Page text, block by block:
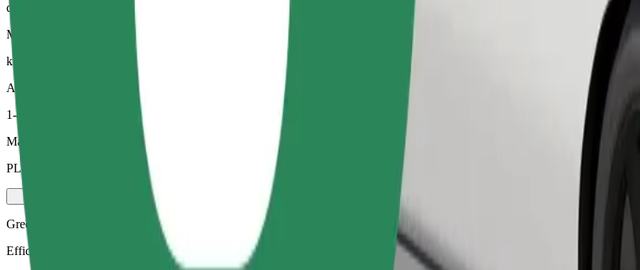
dakika 7
Makadirio ya umbali
km 3.3
Abiria
1-4
Makadirio ya bei
PLN 21.60
Green
Efficient rides in hybrid and electric vehicles